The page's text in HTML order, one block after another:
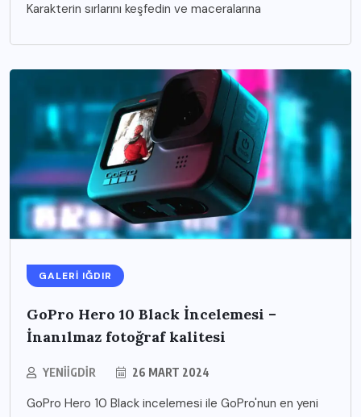
Karakterin sırlarını keşfedin ve maceralarına
GALERI IĞDIR
GoPro Hero 10 Black İncelemesi –
İnanılmaz fotoğraf kalitesi
YENIIGDIR 26 MART 2024
GoPro Hero 10 Black incelemesi ile GoPro'nun en yeni